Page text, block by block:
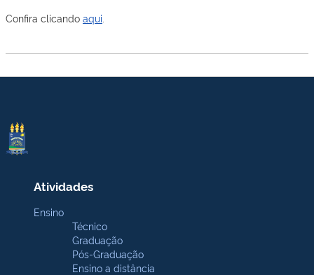
Confira clicando aqui
Atividades
Ensino
Técnico
Graduação
Pós-Graduação
Ensino a distância